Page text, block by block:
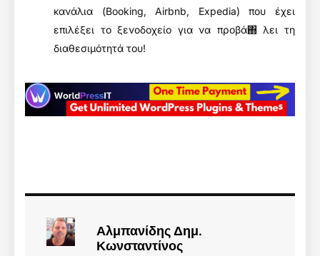
κανάλια (Booking, Airbnb, Expedia) που έχει
επιλέξει το ξενοδοχείο για να προβά΍ λει τη
διαθεσιμότητά του!
Αλμπανίδης Δημ.
Κωνσταντίνος